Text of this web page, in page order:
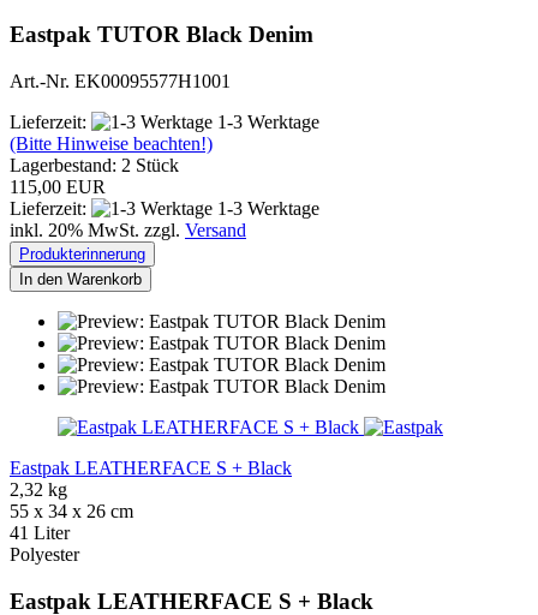
Eastpak TUTOR Black Denim
Art.-Nr. EK00095577H1001
Lieferzeit:
1-3 Werktage
(Bitte Hinweise beachten!)
Lagerbestand: 2 Stück
115,00 EUR
Lieferzeit:
1-3 Werktage
inkl. 20% MwSt. zzgl. Versand
Produkterinnerung
In den Warenkorb
Eastpak LEATHERFACE S + Black
2,32 kg
55 x 34 x 26 cm
41 Liter
Polyester
Eastpak LEATHERFACE S + Black